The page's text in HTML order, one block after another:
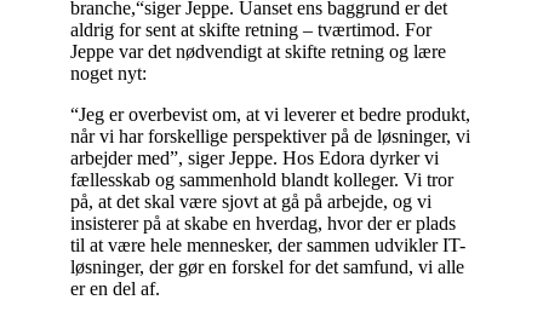
branche,“siger Jeppe. Uanset ens baggrund er det
aldrig for sent at skifte retning – tværtimod. For
Jeppe var det nødvendigt at skifte retning og lære
noget nyt:
“Jeg er overbevist om, at vi leverer et bedre produkt,
når vi har forskellige perspektiver på de løsninger, vi
arbejder med”, siger Jeppe. Hos Edora dyrker vi
fællesskab og sammenhold blandt kolleger. Vi tror
på, at det skal være sjovt at gå på arbejde, og vi
insisterer på at skabe en hverdag, hvor der er plads
til at være hele mennesker, der sammen udvikler IT-
løsninger, der gør en forskel for det samfund, vi alle
er en del af.